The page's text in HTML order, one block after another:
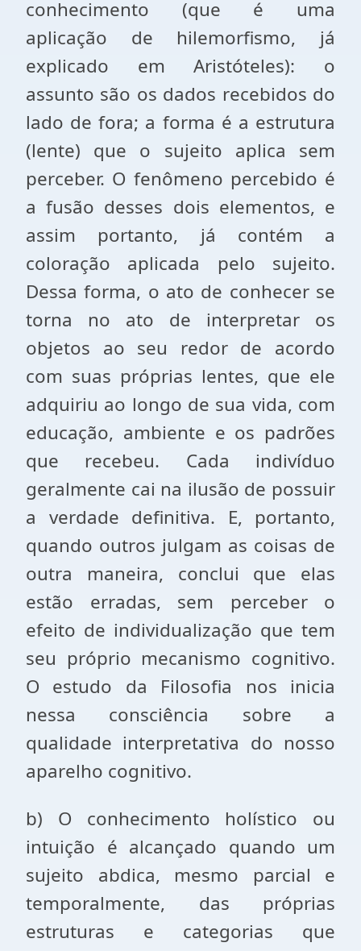
conhecimento (que é uma
aplicação de hilemorfismo, já
explicado em Aristóteles): o
assunto são os dados recebidos do
lado de fora; a forma é a estrutura
(lente) que o sujeito aplica sem
perceber. O fenômeno percebido é
a fusão desses dois elementos, e
assim portanto, já contém a
coloração aplicada pelo sujeito.
Dessa forma, o ato de conhecer se
torna no ato de interpretar os
objetos ao seu redor de acordo
com suas próprias lentes, que ele
adquiriu ao longo de sua vida, com
educação, ambiente e os padrões
que recebeu. Cada indivíduo
geralmente cai na ilusão de possuir
a verdade definitiva. E, portanto,
quando outros julgam as coisas de
outra maneira, conclui que elas
estão erradas, sem perceber o
efeito de individualização que tem
seu próprio mecanismo cognitivo.
O estudo da Filosofia nos inicia
nessa consciência sobre a
qualidade interpretativa do nosso
aparelho cognitivo.
b) O conhecimento holístico ou
intuição é alcançado quando um
sujeito abdica, mesmo parcial e
temporalmente, das próprias
estruturas e categorias que